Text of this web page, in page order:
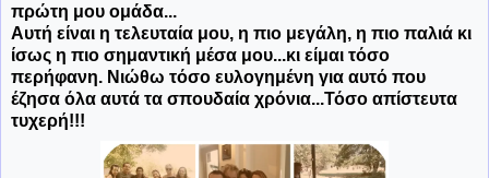
πρώτη μου ομάδα...
Αυτή είναι η τελευταία μου, η πιο μεγάλη, η πιο παλιά κι
ίσως η πιο σημαντική μέσα μου...κι είμαι τόσο
περήφανη. Νιώθω τόσο ευλογημένη για αυτό που
έζησα όλα αυτά τα σπουδαία χρόνια...Τόσο απίστευτα
τυχερή!!!